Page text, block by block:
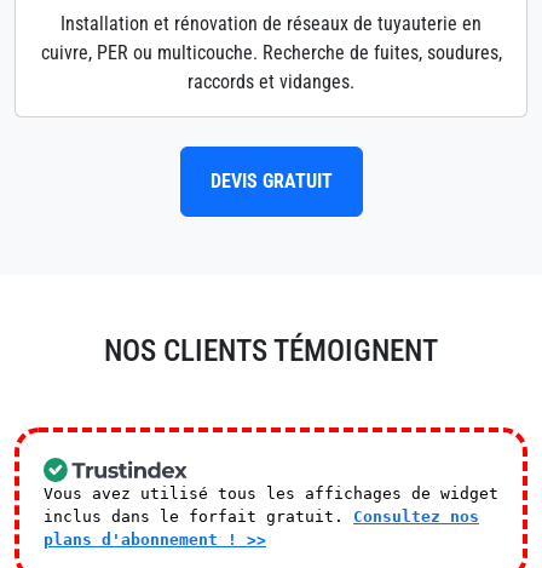
Installation et rénovation de réseaux de tuyauterie en
cuivre, PER ou multicouche. Recherche de fuites, soudures,
raccords et vidanges.
DEVIS GRATUIT
NOS CLIENTS TÉMOIGNENT
Vous avez utilisé tous les affichages de widget
inclus dans le forfait gratuit. Consultez nos
plans d'abonnement ! >>